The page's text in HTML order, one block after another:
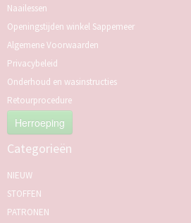
Naailessen
Openingstijden winkel Sappemeer
Algemene Voorwaarden
Privacybeleid
Onderhoud en wasinstructies
Retourprocedure
Herroeping
Categorieën
NIEUW
STOFFEN
PATRONEN